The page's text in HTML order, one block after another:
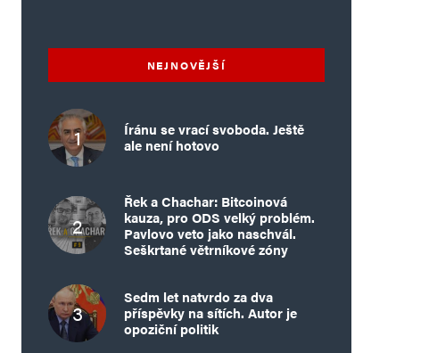
NEJNOVĚJŠÍ
Íránu se vrací svoboda. Ještě
ale není hotovo
Řek a Chachar: Bitcoinová
kauza, pro ODS velký problém.
Pavlovo veto jako naschvál.
Seškrtané větrníkové zóny
Sedm let natvrdo za dva
příspěvky na sítích. Autor je
opoziční politik